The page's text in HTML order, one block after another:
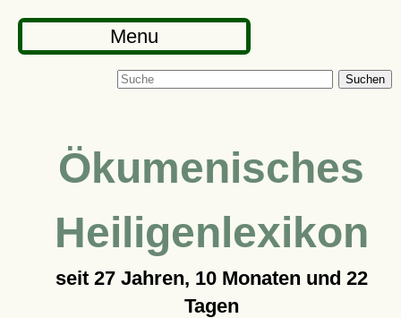
Menu
Suchen
Ökumenisches
Heiligenlexikon
seit 27 Jahren, 10 Monaten und 22
Tagen